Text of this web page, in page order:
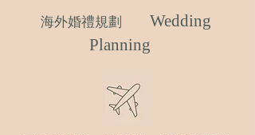
海外婚禮規劃
Wedding
Planning